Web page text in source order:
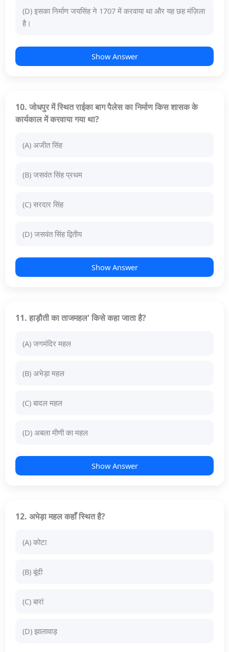
(D) इसका निर्माण जयसिंह ने 1707 में करवाया था और यह छह मंज़िला
है।
Show Answer
10. जोधपुर में स्थित राईका बाग पैलेस का निर्माण किस शासक के
कार्यकाल में करवाया गया था?
(A) अजीत सिंह
(B) जसवंत सिंह प्रथम
(C) सरदार सिंह
(D) जसवंत सिंह द्वितीय
Show Answer
11. हाड़ौती का ताजमहल' किसे कहा जाता है?
(A) जगमंदिर महल
(B) अभेड़ा महल
(C) बादल महल
(D) अबला मीणी का महल
Show Answer
12. अभेड़ा महल कहाँ स्थित है?
(A) कोटा
(B) बूंदी
(C) बारां
(D) झालावाड़